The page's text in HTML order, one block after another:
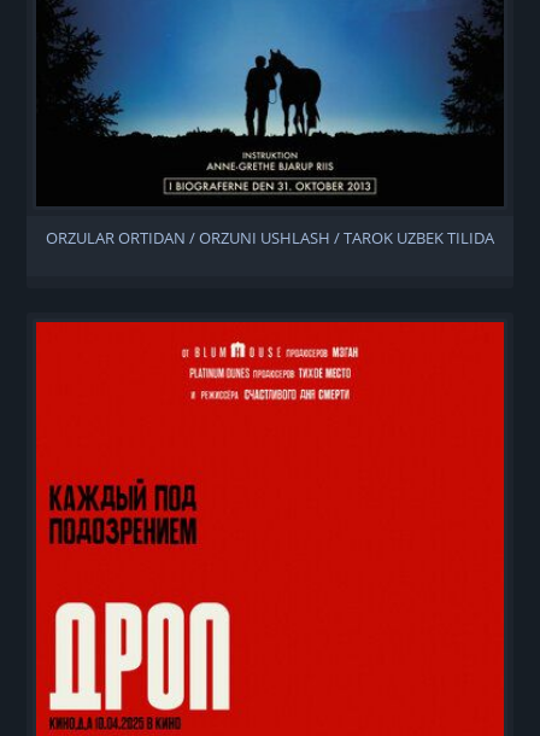
ORZULAR ORTIDAN / ORZUNI USHLASH / TAROK UZBEK TILIDA